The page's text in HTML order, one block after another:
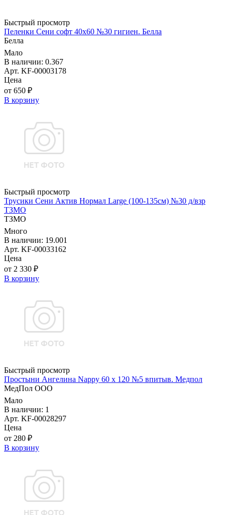
Быстрый просмотр
Пеленки Сени софт 40х60 №30 гигиен. Белла
Белла
Мало
В наличии: 0.367
Арт. KF-00003178
Цена
от 650 ₽
В корзину
Быстрый просмотр
Трусики Сени Актив Нормал Large (100-135см) №30 д/взр
ТЗМО
ТЗМО
Много
В наличии: 19.001
Арт. KF-00033162
Цена
от 2 330 ₽
В корзину
Быстрый просмотр
Простыни Ангелина Nappy 60 х 120 №5 впитыв. Медпол
МедПол ООО
Мало
В наличии: 1
Арт. KF-00028297
Цена
от 280 ₽
В корзину